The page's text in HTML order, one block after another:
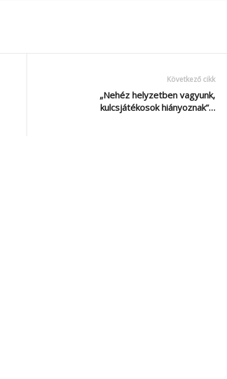
Következő cikk
„Nehéz helyzetben vagyunk,
kulcsjátékosok hiányoznak”…